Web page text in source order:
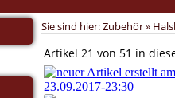
Sie sind hier:Zubehör»
Artikel 21 von 51 in